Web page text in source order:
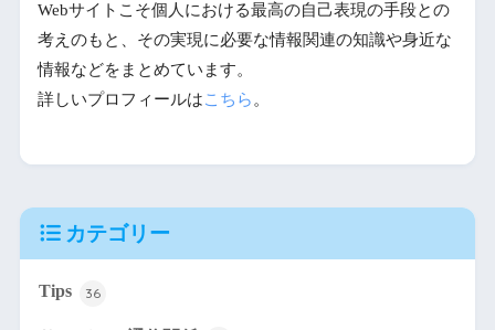
Webサイトこそ個人における最高の自己表現の手段との
考えのもと、その実現に必要な情報関連の知識や身近な
情報などをまとめています。
詳しいプロフィールはこちら。
カテゴリー
Tips 36